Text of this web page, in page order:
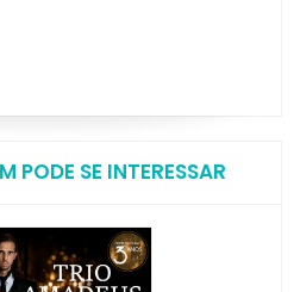
PODE SE INTERESSAR